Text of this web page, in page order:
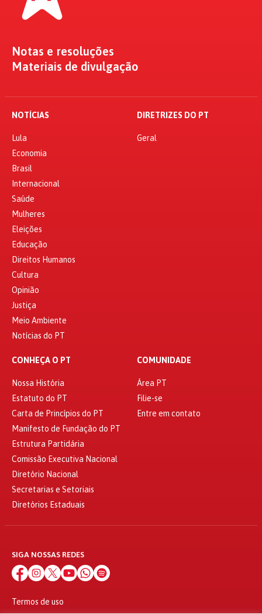
Notas e resoluções
Materiais de divulgação
NOTÍCIAS
Lula
Economia
Brasil
Internacional
Saúde
Mulheres
Eleições
Educação
Direitos Humanos
Cultura
Opinião
Justiça
Meio Ambiente
Notícias do PT
DIRETRIZES DO PT
Geral
CONHEÇA O PT
Nossa História
Estatuto do PT
Carta de Princípios do PT
Manifesto de Fundação do PT
Estrutura Partidária
Comissão Executiva Nacional
Diretório Nacional
Secretarias e Setoriais
Diretórios Estaduais
COMUNIDADE
Área PT
Filie-se
Entre em contato
SIGA NOSSAS REDES
Termos de uso